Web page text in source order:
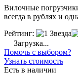
Вилочные
всегда в рублях и
Рейтинг:
Загрузка...
Помочь с выбором?
Узнать стоимость
Есть в наличии